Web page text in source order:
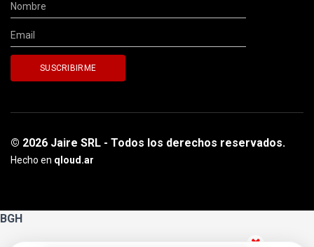
© 2026 Jaire SRL - Todos los derechos reservados.
Hecho en qloud.ar
BGH